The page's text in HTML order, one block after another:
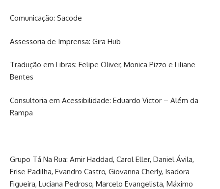
Comunicação: Sacode
Assessoria de Imprensa: Gira Hub
Tradução em Libras: Felipe Oliver, Monica Pizzo e Liliane
Bentes
Consultoria em Acessibilidade: Eduardo Victor – Além da
Rampa
Grupo Tá Na Rua: Amir Haddad, Carol Eller, Daniel Ávila,
Erise Padilha, Evandro Castro, Giovanna Cherly, Isadora
Figueira, Luciana Pedroso, Marcelo Evangelista, Máximo